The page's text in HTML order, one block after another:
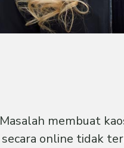
Masalah membuat
secara online tidak